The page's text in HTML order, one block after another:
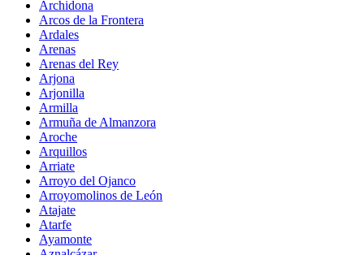
Archidona
Arcos de la Frontera
Ardales
Arenas
Arenas del Rey
Arjona
Arjonilla
Armilla
Armuña de Almanzora
Aroche
Arquillos
Arriate
Arroyo del Ojanco
Arroyomolinos de León
Atajate
Atarfe
Ayamonte